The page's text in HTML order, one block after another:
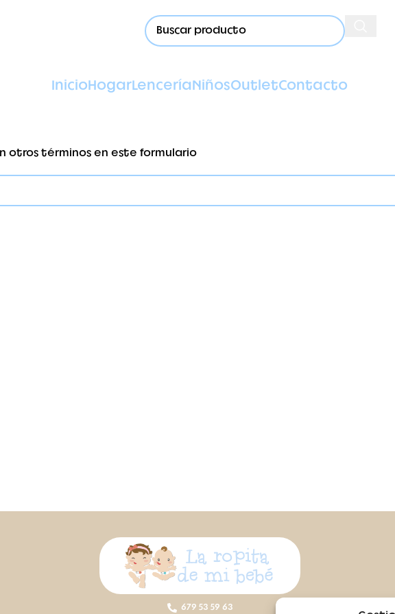
InicioHogarLenceríaNiñosOutletContacto
otros términos en este formulario
679 53 59 63